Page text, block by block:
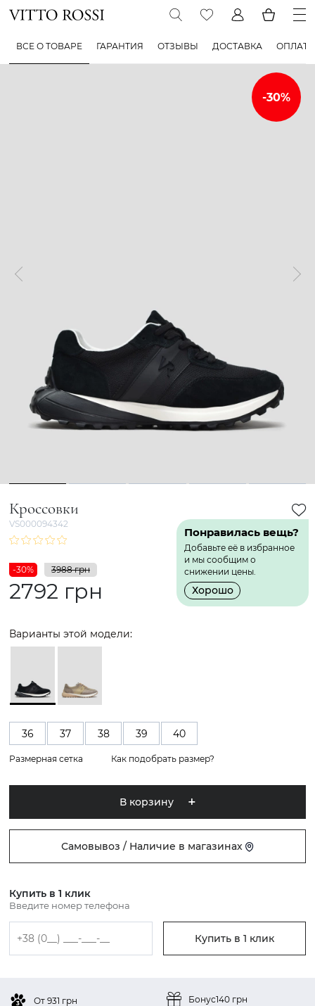
ВСЕ О ТОВАРЕ ГАРАНТИЯ ОТЗЫВЫ ДОСТАВКА ОПЛАТА
1 2 3 4 5
Кроссовки
VS000094342
Понравилась вещь?
Добавьте её в избранное
и мы сообщим о
снижении цены.
Хорошо
-30% 3988 грн
2792 грн
Варианты этой модели:
36 37 38 39 40
Размерная сетка Как подобрать размер?
В корзину
Самовывоз / Наличие в магазинах
Купить в 1 клик
Введите номер телефона
Купить в 1 клик
От 931 грн
Бонус140 грн